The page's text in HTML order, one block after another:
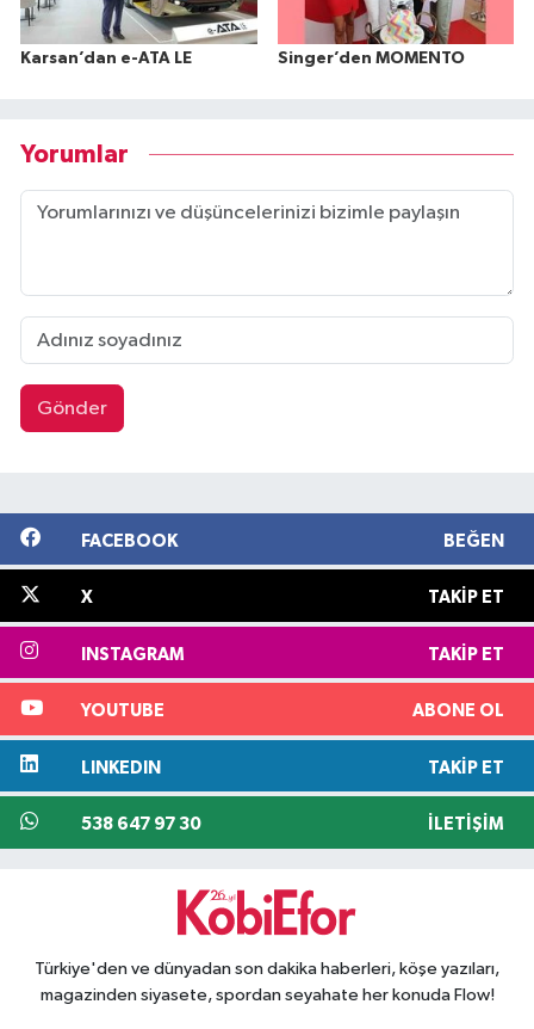
Karsan’dan e-ATA LE Singer’den MOMENTO
Yorumlar
Gönder
FACEBOOK BEĞEN
X TAKIP ET
INSTAGRAM TAKIP ET
YOUTUBE ABONE OL
LINKEDIN TAKIP ET
538 647 97 30 İLETIŞIM
Türkiye'den ve dünyadan son dakika haberleri, köşe yazıları,
magazinden siyasete, spordan seyahate her konuda Flow!